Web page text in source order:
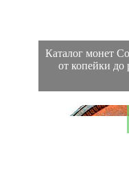
Каталог монет
от копейки